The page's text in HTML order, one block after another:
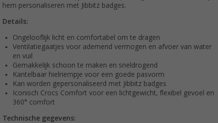
hem personaliseren met Jibbitz badges.
Details:
Ongelooflijk licht en comfortabel om te dragen
Ventilatiegaatjes voor ademend vermogen en afvoer van water
en vuil
Gemakkelijk schoon te maken en sneldrogend
Kantelbaar hielriempje voor een goede pasvorm
Kan worden gepersonaliseerd met Jibbitz badges
Iconisch Crocs Comfort voor een lichtgewicht, flexibel gevoel en
360° comfort
Technische gegevens: